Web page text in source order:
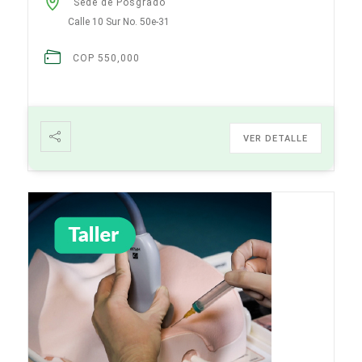
Calle 10 Sur No. 50e-31
COP 550,000
VER DETALLE